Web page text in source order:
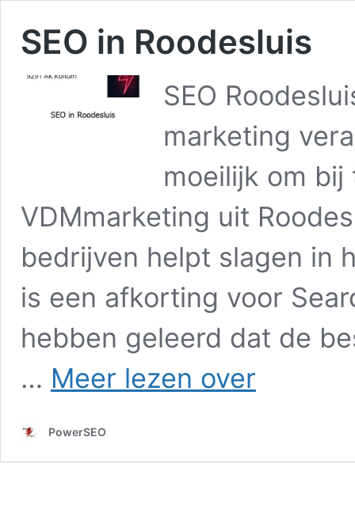
SEO in Roodesluis
SEO
marketing
moeilijk om bij
VDMmarketing uit
bedrijven helpt slagen in
is een afkorting voor
hebben geleerd dat de
… Meer lezen over
PowerSEO